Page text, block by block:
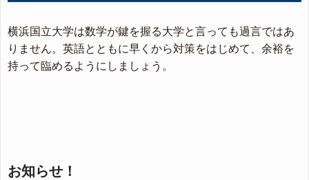
横浜国立大学は数学が鍵を握る大学と言っても過言ではあ
りません。英語とともに早くから対策をはじめて、余裕を
持って臨めるようにしましょう。
お知らせ！